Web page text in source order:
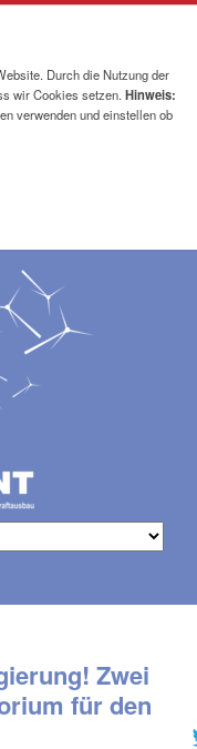
Durch die Nutzung der
wir Cookies setzen.Hinweis:
verwenden und einstellen ob
Zwei
für den